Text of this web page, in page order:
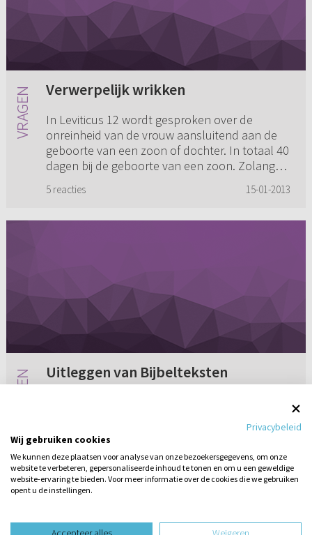
Verwerpelijk wrikken
In Leviticus 12 wordt gesproken over de
onreinheid van de vrouw aansluitend aan de
geboorte van een zoon of dochter. In totaal 40
dagen bij de geboorte van een zoon. Zolang
5 reacties 15-01-2013
Uitleggen van Bijbelteksten
december j.l. Ik heb wat nieuwe vragen na het
lezen van uw antwoord. Mijn vragen gingen
eerst over Genesis 1-3 i...
Geen reacties 15-01-2013
design website dooreen vraag
Privacybeleid
Wij gebruiken cookies
We kunnen deze plaatsen voor analyse van onze bezoekersgegevens, om onze
website te verbeteren, gepersonaliseerde inhoud te tonen en om u een geweldige
website-ervaring te bieden. Voor meer informatie over de cookies die we gebruiken
opent u de instellingen.